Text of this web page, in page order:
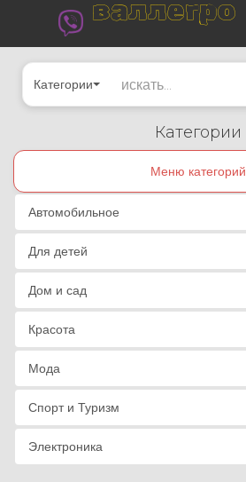
валлегро
Категории
Категории
Меню категорий
Автомобильное
Для детей
Дом и сад
Красота
Мода
Спорт и Туризм
Электроника